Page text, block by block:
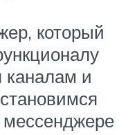
который
каналам и